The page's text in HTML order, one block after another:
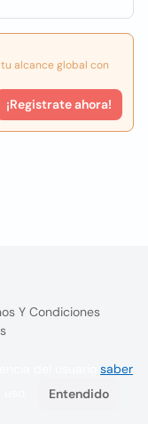
alcance global con
¡Registrate ahora!
Y Condiciones
saber
Entendido